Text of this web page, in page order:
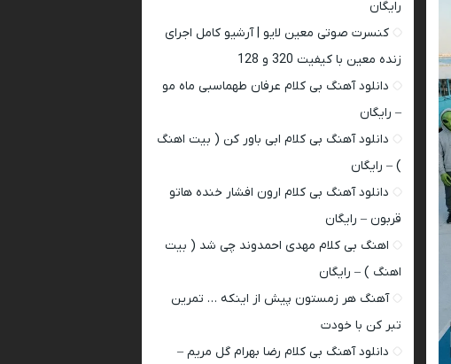
رایگان
کنسرت صوتی معین لایو | آرشیو کامل اجرای
زنده معین با کیفیت 320 و 128
دانلود آهنگ بی کلام عرفان طهماسبی ماه مو
– رایگان
دانلود آهنگ بی کلام ابی باور کن ( بیت اهنگ
) – رایگان
دانلود آهنگ بی کلام ارون افشار خنده هاتو
قربون – رایگان
اهنگ بی کلام مهدی احمدوند چی شد ( بیت
اهنگ ) – رایگان
آهنگ هر زمستون پیش از اینکه … تمرین
تبر کن با خودت
دانلود آهنگ بی کلام رضا بهرام گل مریم –